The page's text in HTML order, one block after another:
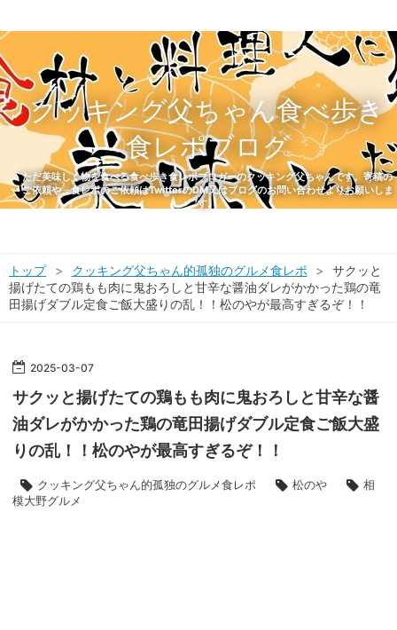
クッキング父ちゃん食べ歩き
食レポブログ
ただ美味しく物を食べる食べ歩き食レポブロガーのクッキング父ちゃんです。寄稿の
ご依頼や、食レポのご依頼はTwitterのDM又はブログのお問い合わせよりお願いしま
す。
トップ > クッキング父ちゃん的孤独のグルメ食レポ >
サクッと
揚げたての鶏もも肉に鬼おろしと甘辛な醤油ダレがかかった鶏の竜
田揚げダブル定食ご飯大盛りの乱！！松のやが最高すぎるぞ！！
2025-03-07
サクッと揚げたての鶏もも肉に鬼おろしと甘辛な醤
油ダレがかかった鶏の竜田揚げダブル定食ご飯大盛
りの乱！！松のやが最高すぎるぞ！！
クッキング父ちゃん的孤独のグルメ食レポ 松のや
相
模大野グルメ